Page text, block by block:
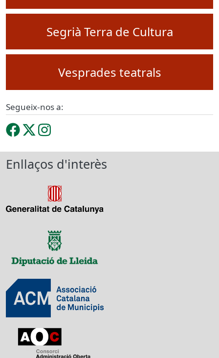
Segrià Terra de Cultura
Vesprades teatrals
Segueix-nos a:
Enllaços d'interès